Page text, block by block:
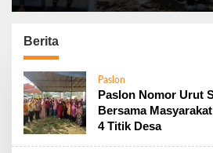
JJUH, Perkuat
Petani
Berita
Paslon
Paslon Nomor Urut
Bersama
4 Titik Desa